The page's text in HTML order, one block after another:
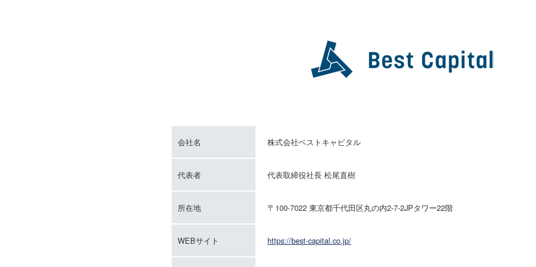
会社名 株式会社ベストキャピタル
代表者 代表取締役社長 松尾直樹
所在地 〒100-7022 東京都千代田区丸の内2-7-2JPタワー22階
WEBサイト https://best-capital.co.jp/